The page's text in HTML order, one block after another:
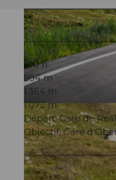
© Morris Schmid, Bildsektor, Ferienregion
1:50 h
894 m
1.364 m
1.072 m
Départ: Gare de
Objectif: Gare